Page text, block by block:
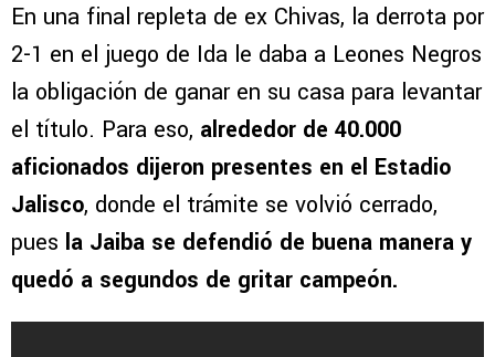
En una final repleta de ex Chivas, la derrota por
2-1 en el juego de Ida le daba a Leones Negros
la obligación de ganar en su casa para levantar
el título. Para eso, alrededor de 40.000
aficionados dijeron presentes en el Estadio
Jalisco, donde el trámite se volvió cerrado,
pues la Jaiba se defendió de buena manera y
quedó a segundos de gritar campeón.